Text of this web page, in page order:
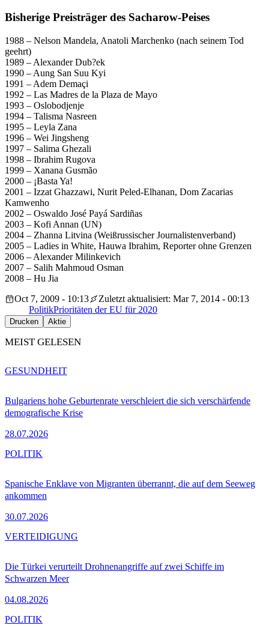
Bisherige Preisträger des Sacharow-Peises
1988 – Nelson Mandela, Anatoli Marchenko (nach seinem Tod
geehrt)
1989 – Alexander Dub?ek
1990 – Aung San Suu Kyi
1991 – Adem Demaçi
1992 – Las Madres de la Plaza de Mayo
1993 – Oslobodjenje
1994 – Talisma Nasreen
1995 – Leyla Zana
1996 – Wei Jingsheng
1997 – Salima Ghezali
1998 – Ibrahim Rugova
1999 – Xanana Gusmão
2000 – ¡Basta Ya!
2001 – Izzat Ghazzawi, Nurit Peled-Elhanan, Dom Zacarias
Kamwenho
2002 – Oswaldo José Payá Sardiñas
2003 – Kofi Annan (UN)
2004 – Zhanna Litvina (Weißrussischer Journalistenverband)
2005 – Ladies in White, Hauwa Ibrahim, Reporter ohne Grenzen
2006 – Alexander Milinkevich
2007 – Salih Mahmoud Osman
2008 – Hu Jia
Oct 7, 2009 - 10:13
Zuletzt aktualisiert: Mar 7, 2014 - 00:13
PolitikPrioritäten der EU für 2020
Drucken Aktie
MEIST GELESEN
Bulgariens hohe Geburtenrate verschleiert die sich verschärfende
demografische Krise
28.07.2026
GESUNDHEIT
Spanische Enklave von Migranten überrannt, die auf dem Seeweg
ankommen
30.07.2026
POLITIK
Die Türkei verurteilt Drohnenangriffe auf zwei Schiffe im
Schwarzen Meer
04.08.2026
VERTEIDIGUNG
POLITIK